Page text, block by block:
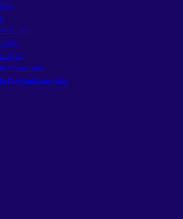
Light
Light
Light
FIIsem alta
Dividendosem alta